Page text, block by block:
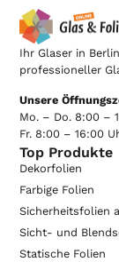
Ihr Glaser in
professioneller
Unsere
Mo. – Do. 8:00 –
Fr. 8:00 – 16:00
Top Produkte
Dekorfolien
Farbige Folien
Sicherheitsfolien
Sicht- und
Statische Folien